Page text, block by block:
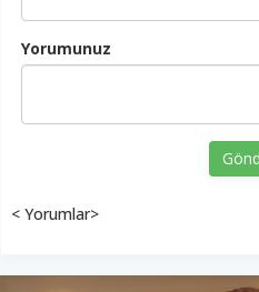
Yorumunuz
< Yorumlar>